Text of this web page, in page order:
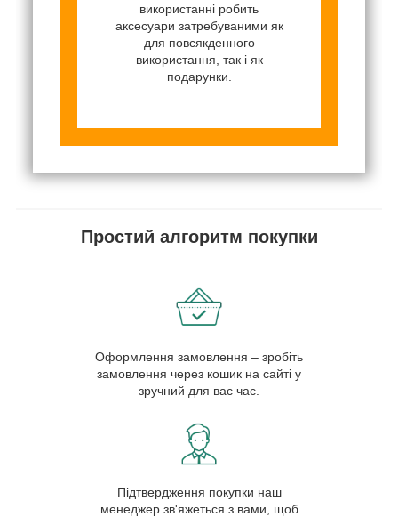
використанні робить
аксесуари затребуваними як
для повсякденного
використання, так і як
подарунки.
Простий алгоритм покупки
Оформлення замовлення – зробіть
замовлення через кошик на сайті у
зручний для вас час.
Підтвердження покупки наш
менеджер зв'яжеться з вами, щоб